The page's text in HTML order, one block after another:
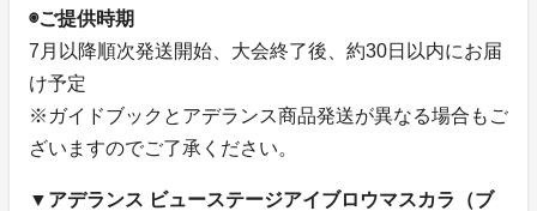
◉ご提供時期
7月以降順次発送開始、大会終了後、約30日以内にお届
け予定
※ガイドブックとアデランス商品発送が異なる場合もご
ざいますのでご了承ください。
▼アデランス ビューステージアイブロウマスカラ（ブ